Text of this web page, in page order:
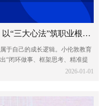
党建引领·榜样同行 | 李雄飞：以“三大心法”筑职业根基，与团队共赴远方
于自己的成长逻辑。小伦敦教育
“闭环做事、框架思考、精准提
步进阶，更书写了与团队同心共
2026-01-01